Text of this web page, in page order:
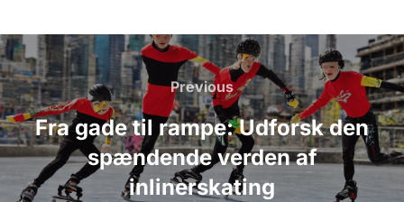
Indlægsnavigation
Previous
Previous
Fra gade til rampe: Udforsk den
spændende verden af
inlinerskating